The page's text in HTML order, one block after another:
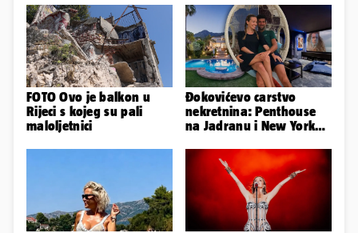
FOTO Ovo je balkon u
Rijeci s kojeg su pali
maloljetnici
Đokovićevo carstvo
nekretnina: Penthouse
na Jadranu i New Yorku,